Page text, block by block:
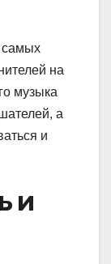
самых
на
музыка
а
и
и